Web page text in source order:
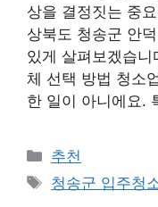
상을 결정짓는 중
상북도 청송군 안
있게 살펴보겠습
체 선택 방법 청소
한 일이 아니에요.
카
테
고
추천
태
청송군 입주청